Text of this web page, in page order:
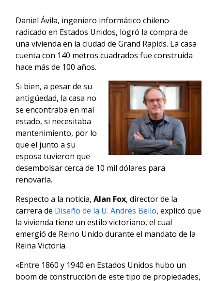
Daniel Ávila, ingeniero informático chileno
radicado en Estados Unidos, logró la compra de
una vivienda en la ciudad de Grand Rapids. La casa
cuenta con 140 metros cuadrados fue construida
hace más de 100 años.
Si bien, a pesar de su
antigüedad, la casa no
se encontraba en mal
estado, si necesitaba
mantenimiento, por lo
que el junto a su
esposa tuvieron que
desembolsar cerca de 10 mil dólares para
renovarla.
Respecto a la noticia, Alan Fox, director de la
carrera de Diseño de la U. Andrés Bello, explicó que
la vivienda tiene un estilo victoriano, el cual
emergió de Reino Unido durante el mandato de la
Reina Victoria.
«Entre 1860 y 1940 en Estados Unidos hubo un
boom de construcción de este tipo de propiedades,